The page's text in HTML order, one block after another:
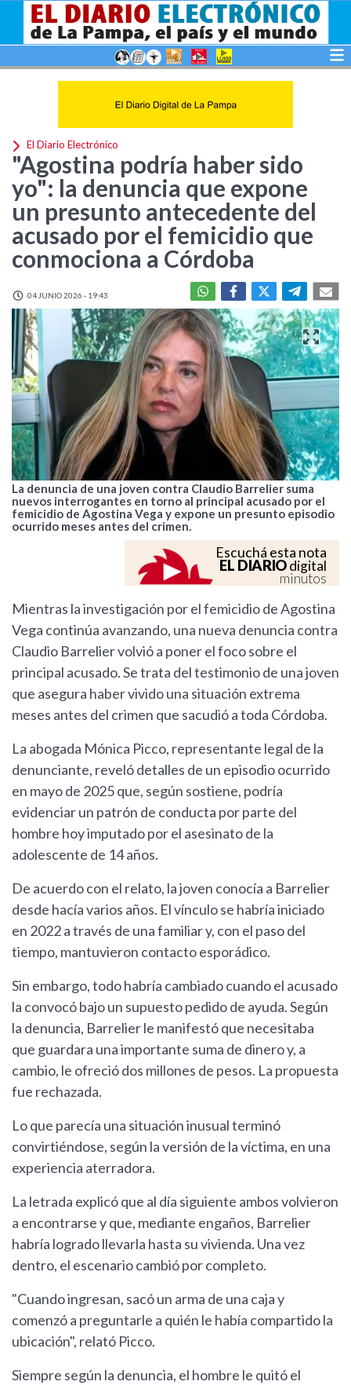
El Diario Electrónico
"Agostina podría haber sido
yo": la denuncia que expone
un presunto antecedente del
acusado por el femicidio que
conmociona a Córdoba
04 JUNIO 2026 - 19:43
La denuncia de una joven contra Claudio Barrelier suma
nuevos interrogantes en torno al principal acusado por el
femicidio de Agostina Vega y expone un presunto episodio
ocurrido meses antes del crimen.
Escuchá esta nota
EL DIARIOdigital
minutos
Mientras la investigación por el femicidio de Agostina
Vega continúa avanzando, una nueva denuncia contra
Claudio Barrelier volvió a poner el foco sobre el
principal acusado. Se trata del testimonio de una joven
que asegura haber vivido una situación extrema
meses antes del crimen que sacudió a toda Córdoba.
La abogada Mónica Picco, representante legal de la
denunciante, reveló detalles de un episodio ocurrido
en mayo de 2025 que, según sostiene, podría
evidenciar un patrón de conducta por parte del
hombre hoy imputado por el asesinato de la
adolescente de 14 años.
De acuerdo con el relato, la joven conocía a Barrelier
desde hacía varios años. El vínculo se habría iniciado
en 2022 a través de una familiar y, con el paso del
tiempo, mantuvieron contacto esporádico.
Sin embargo, todo habría cambiado cuando el acusado
la convocó bajo un supuesto pedido de ayuda. Según
la denuncia, Barrelier le manifestó que necesitaba
que guardara una importante suma de dinero y, a
cambio, le ofreció dos millones de pesos. La propuesta
fue rechazada.
Lo que parecía una situación inusual terminó
convirtiéndose, según la versión de la víctima, en una
experiencia aterradora.
La letrada explicó que al día siguiente ambos volvieron
a encontrarse y que, mediante engaños, Barrelier
habría logrado llevarla hasta su vivienda. Una vez
dentro, el escenario cambió por completo.
"Cuando ingresan, sacó un arma de una caja y
comenzó a preguntarle a quién le había compartido la
ubicación", relató Picco.
Siempre según la denuncia, el hombre le quitó el